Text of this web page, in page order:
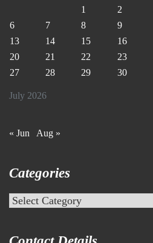
July 2026
1
2
6
7 8 9
13
14 15 16
20
21 22 23
27
28 29 30
« Jun Aug »
Categories
Categories